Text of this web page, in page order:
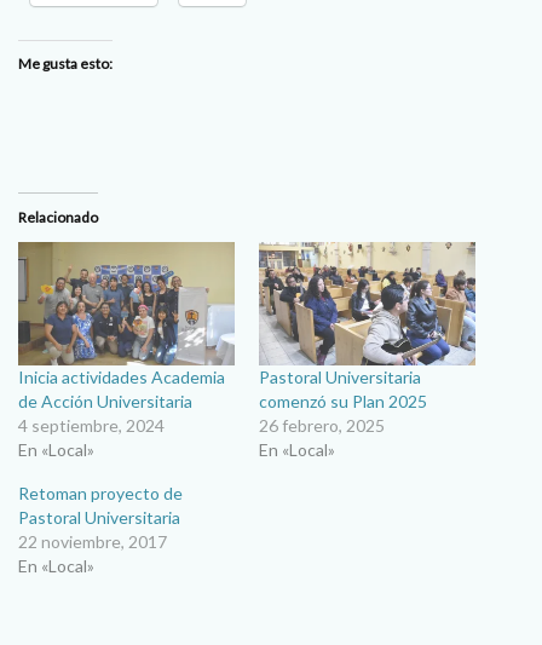
Me gusta esto:
Relacionado
Inicia actividades Academia
de Acción Universitaria
4 septiembre, 2024
En «Local»
Pastoral Universitaria
comenzó su Plan 2025
26 febrero, 2025
En «Local»
Retoman proyecto de
Pastoral Universitaria
22 noviembre, 2017
En «Local»